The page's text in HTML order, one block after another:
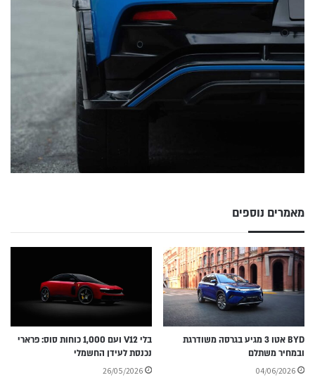
מאמרים נוספים
BYD אטו 3 מגיע בגרסה משודרגת
ובמחיר משתלם
04/06/2026
בלי V12 ועם 1,000 כוחות סוס: פרארי
נכנסת לעידן החשמלי
26/05/2026